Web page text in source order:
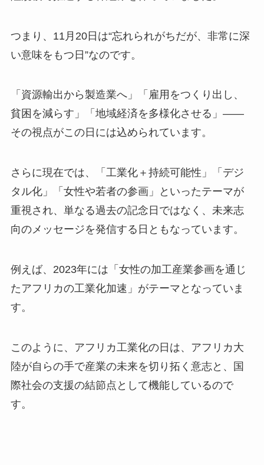
つまり、11月20日は“忘れられがちだが、非常に深
い意味をもつ日”なのです。
「資源輸出から製造業へ」「雇用をつくり出し、
貧困を減らす」「地域経済を多様化させる」――
その視点がこの日には込められています。
さらに現在では、「工業化＋持続可能性」「デジ
タル化」「女性や若者の参画」といったテーマが
重視され、単なる過去の記念日ではなく、未来志
向のメッセージを発信する日ともなっています。
例えば、2023年には「女性の加工産業参画を通じ
たアフリカの工業化加速」がテーマとなっていま
す。
このように、アフリカ工業化の日は、アフリカ大
陸が自らの手で産業の未来を切り拓く意志と、国
際社会の支援の結節点として機能しているので
す。